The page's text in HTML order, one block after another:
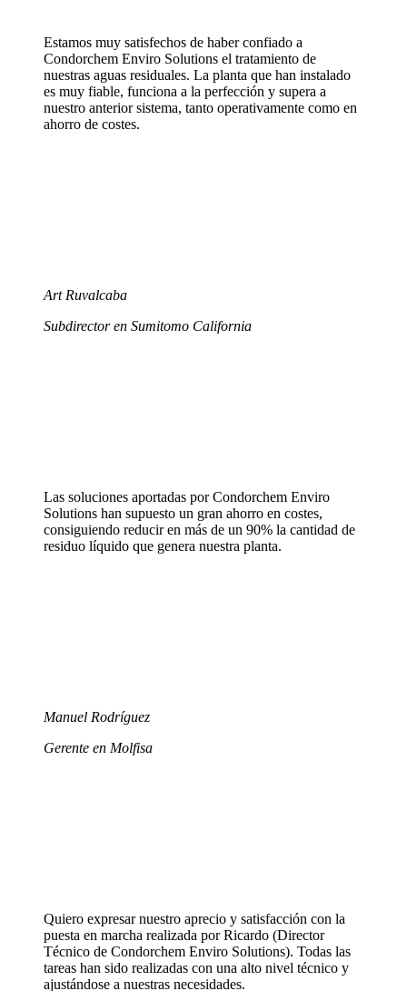
Estamos muy satisfechos de haber confiado a
Condorchem Enviro Solutions el tratamiento de
nuestras aguas residuales. La planta que han instalado
es muy fiable, funciona a la perfección y supera a
nuestro anterior sistema, tanto operativamente como en
ahorro de costes.
Art Ruvalcaba
Subdirector en Sumitomo California
Las soluciones aportadas por Condorchem Enviro
Solutions han supuesto un gran ahorro en costes,
consiguiendo reducir en más de un 90% la cantidad de
residuo líquido que genera nuestra planta.
Manuel Rodríguez
Gerente en Molfisa
Quiero expresar nuestro aprecio y satisfacción con la
puesta en marcha realizada por Ricardo (Director
Técnico de Condorchem Enviro Solutions). Todas las
tareas han sido realizadas con una alto nivel técnico y
ajustándose a nuestras necesidades.